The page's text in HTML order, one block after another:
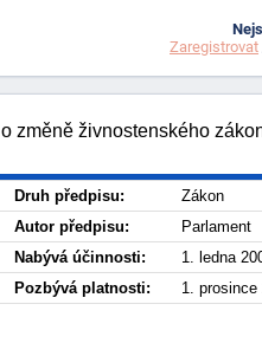
změně živnostenského
Druh předpisu:
Zákon
Autor předpisu:
Parlament
Nabývá účinnosti:
1. ledna
Pozbývá platnosti: 1. prosince
Zaregistrovat